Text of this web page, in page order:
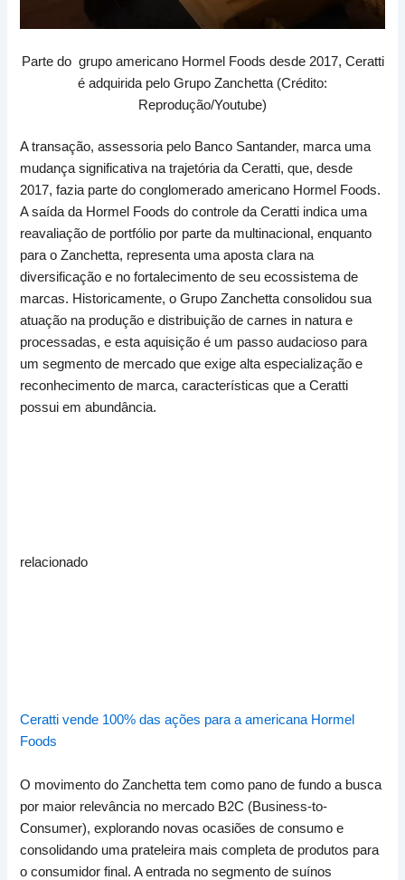
Parte do grupo americano Hormel Foods desde 2017, Ceratti
é adquirida pelo Grupo Zanchetta (Crédito:
Reprodução/Youtube)
A transação, assessoria pelo Banco Santander, marca uma
mudança significativa na trajetória da Ceratti, que, desde
2017, fazia parte do conglomerado americano Hormel Foods.
A saída da Hormel Foods do controle da Ceratti indica uma
reavaliação de portfólio por parte da multinacional, enquanto
para o Zanchetta, representa uma aposta clara na
diversificação e no fortalecimento de seu ecossistema de
marcas. Historicamente, o Grupo Zanchetta consolidou sua
atuação na produção e distribuição de carnes in natura e
processadas, e esta aquisição é um passo audacioso para
um segmento de mercado que exige alta especialização e
reconhecimento de marca, características que a Ceratti
possui em abundância.
relacionado
Ceratti vende 100% das ações para a americana Hormel
Foods
O movimento do Zanchetta tem como pano de fundo a busca
por maior relevância no mercado B2C (Business-to-
Consumer), explorando novas ocasiões de consumo e
consolidando uma prateleira mais completa de produtos para
o consumidor final. A entrada no segmento de suínos